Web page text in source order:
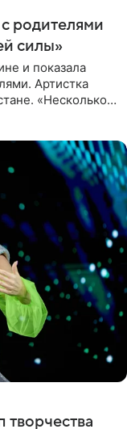
родителями
силы»
и показала
Артистка
«Несколько